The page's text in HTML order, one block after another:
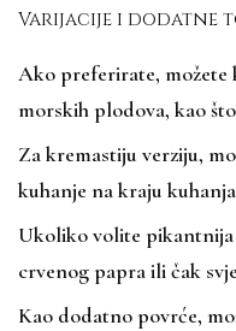
Varijacije i dodatne
Ako preferirate, možete
morskih plodova, kao
Za kremastiju verziju,
kuhanje na kraju
Ukoliko volite pikantnija
crvenog papra ili čak
Kao dodatno povrće,